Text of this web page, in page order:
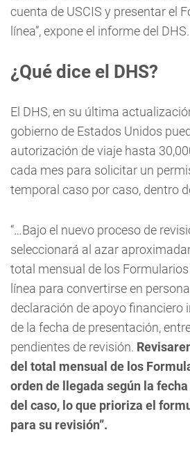
cuenta de USCIS y presentar el
línea”, expone el informe del DHS.
¿Qué dice el DHS?
El DHS, en su última
gobierno de Estados Unidos
autorización de viaje hasta
cada mes para solicitar un
temporal caso por caso, dentro
“…Bajo el nuevo proceso de
seleccionará al azar
total mensual de los
línea para convertirse en
declaración de apoyo financiero
de la fecha de presentación,
pendientes de revisión.
del total mensual de los
orden de llegada según la
del caso, lo que prioriza el
para su revisión”.